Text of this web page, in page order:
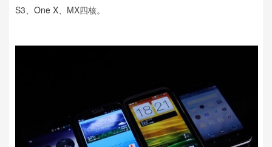
S3、 One X、MX四核。